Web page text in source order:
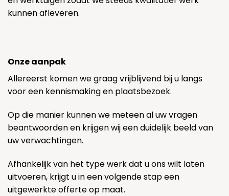
kunnen afleveren.
Onze aanpak
Allereerst komen we graag vrijblijvend bij u langs
voor een kennismaking en plaatsbezoek.
Op die manier kunnen we meteen al uw vragen
beantwoorden en krijgen wij een duidelijk beeld van
uw verwachtingen.
Afhankelijk van het type werk dat u ons wilt laten
uitvoeren, krijgt u in een volgende stap een
uitgewerkte offerte op maat.